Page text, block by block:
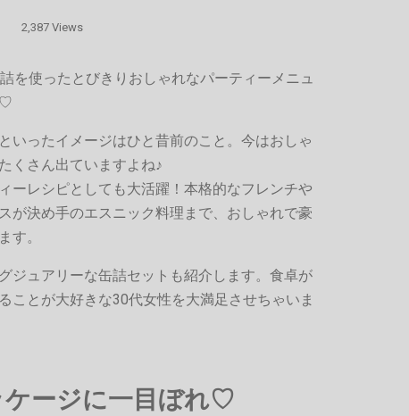
2,387 Views
を使ったとびきりおしゃれなパーティーメニュ
♡
いったイメージはひと昔前のこと。今はおしゃ
くさん出ていますよね♪
ーレシピとしても大活躍！本格的なフレンチや
が決め手のエスニック料理まで、おしゃれで豪
す。
ジュアリーな缶詰セットも紹介します。食卓が
ことが大好きな30代女性を大満足させちゃいま
ージに一目ぼれ♡